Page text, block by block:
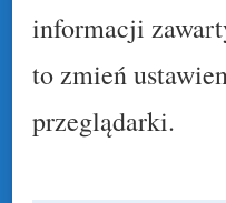
informacji
to zmień
przeglądarki.